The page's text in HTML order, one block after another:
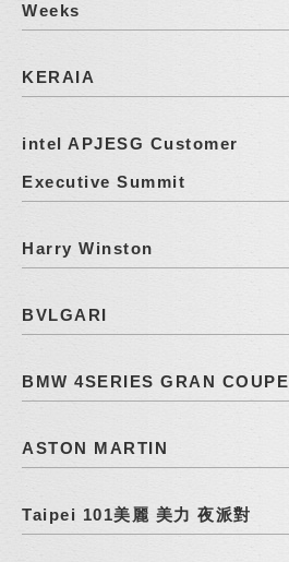
Weeks
KERAIA
intel APJESG Customer
Executive Summit
Harry Winston
BVLGARI
BMW 4SERIES GRAN COUPE
ASTON MARTIN
Taipei 101美麗 美力 夜派對